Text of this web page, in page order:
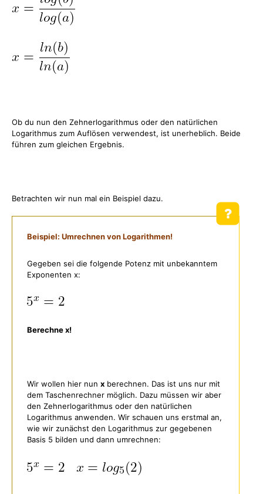
Ob du nun den Zehnerlogarithmus oder den natürlichen
Logarithmus zum Auflösen verwendest, ist unerheblich. Beide
führen zum gleichen Ergebnis.
Betrachten wir nun mal ein Beispiel dazu.
Beispiel: Umrechnen von Logarithmen!
Gegeben sei die folgende Potenz mit unbekanntem
Exponenten x:
Berechne x!
Wir wollen hier nun x berechnen. Das ist uns nur mit
dem Taschenrechner möglich. Dazu müssen wir aber
den Zehnerlogarithmus oder den natürlichen
Logarithmus anwenden. Wir schauen uns erstmal an,
wie wir zunächst den Logarithmus zur gegebenen
Basis 5 bilden und dann umrechnen: